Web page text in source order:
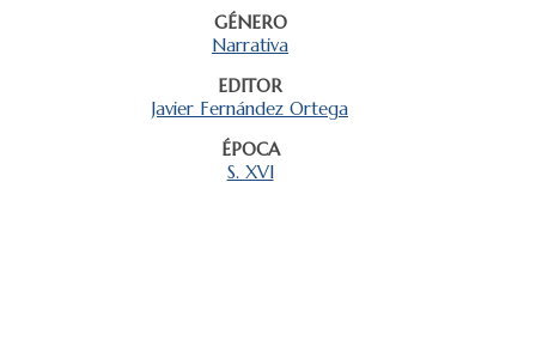
GÉNERO
Narrativa
EDITOR
Javier Fernández Ortega
ÉPOCA
S. XVI